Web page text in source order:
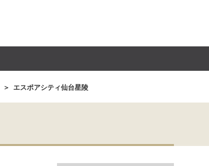
エスポアシティ仙台星陵